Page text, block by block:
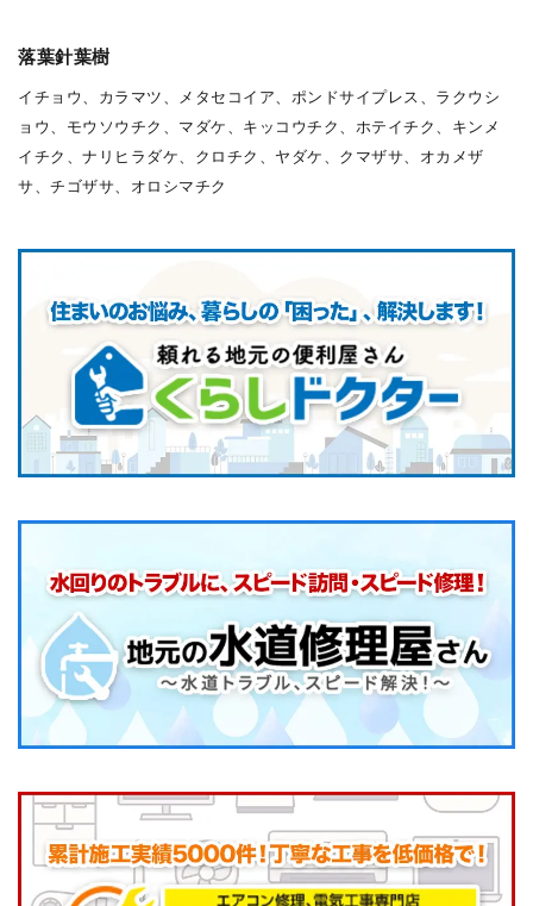
落葉針葉樹
イチョウ、カラマツ、メタセコイア、ポンドサイプレス、ラクウシ
ョウ、モウソウチク、マダケ、キッコウチク、ホテイチク、キンメ
イチク、ナリヒラダケ、クロチク、ヤダケ、クマザサ、オカメザ
サ、チゴザサ、オロシマチク